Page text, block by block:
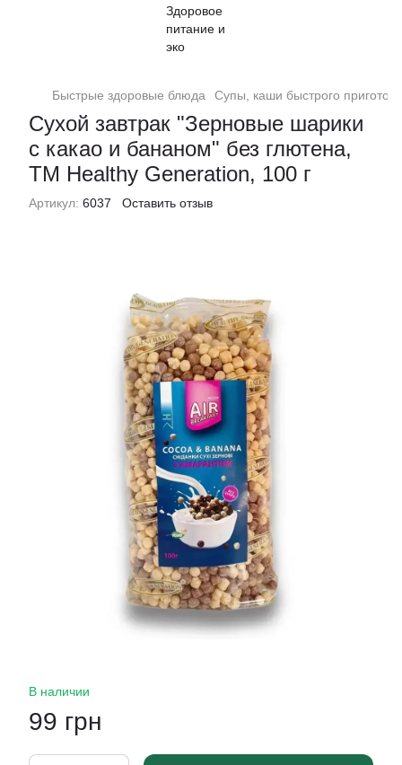
Быстрые здоровые блюда Супы, каши быстрого
Сухой завтрак "Зерновые шарики
с какао и бананом" без глютена,
ТМ Healthy Generation, 100 г
Артикул: 6037 Оставить отзыв
В наличии
99 грн